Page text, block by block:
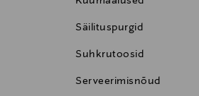
Säilituspurgid
Suhkrutoosid
Serveerimisnõud